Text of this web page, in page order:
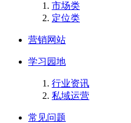
市场类
定位类
营销网站
学习园地
行业资讯
私域运营
常见问题